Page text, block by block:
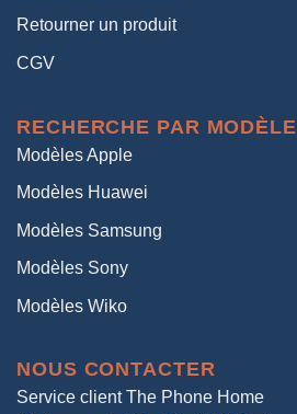
Retourner un produit
CGV
RECHERCHE PAR MODÈLE
Modèles Apple
Modèles Huawei
Modèles Samsung
Modèles Sony
Modèles Wiko
NOUS CONTACTER
Service client The Phone Home